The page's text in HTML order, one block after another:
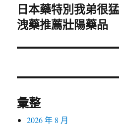
下
一
文
日本藥特別我弟很
洩藥推薦壯陽藥品
彙整
2026 年 8 月